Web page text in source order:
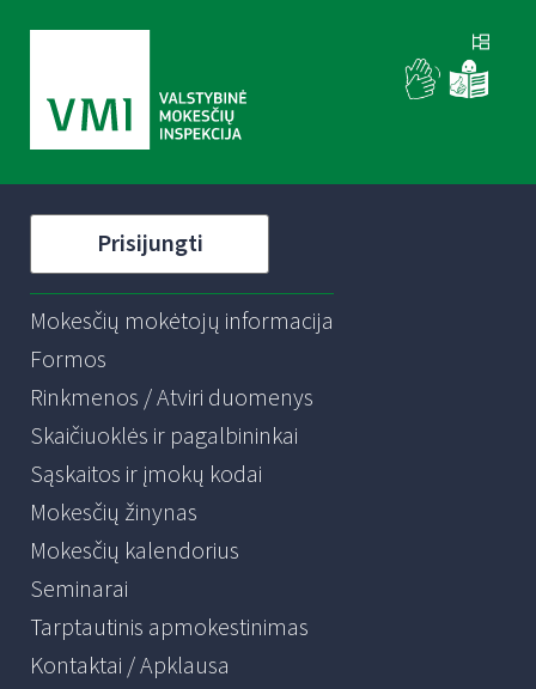
Prisijungti
Mokesčių mokėtojų informacija
Formos
Rinkmenos / Atviri duomenys
Skaičiuoklės ir pagalbininkai
Sąskaitos ir įmokų kodai
Mokesčių žinynas
Mokesčių kalendorius
Seminarai
Tarptautinis apmokestinimas
Kontaktai / Apklausa